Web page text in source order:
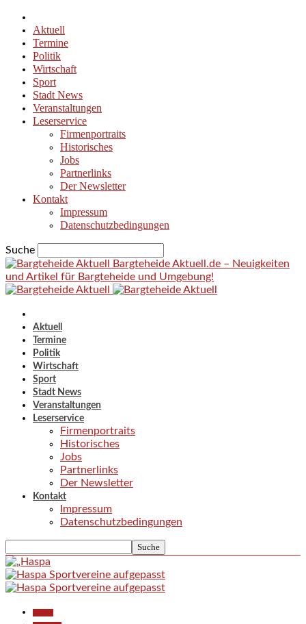
Aktuell
Termine
Politik
Wirtschaft
Sport
Stadt News
Veranstaltungen
Leserservice
Firmenportraits
Historisches
Jobs
Partnerlinks
Der Newsletter
Kontakt
Impressum
Datenschutzbedingungen
Suche
Bargteheide Aktuell.de – Neuigkeiten
und Artikel für Bargteheide und Umgebung!
Aktuell
Termine
Politik
Wirtschaft
Sport
Stadt News
Veranstaltungen
Leserservice
Firmenportraits
Historisches
Jobs
Partnerlinks
Der Newsletter
Kontakt
Impressum
Datenschutzbedingungen